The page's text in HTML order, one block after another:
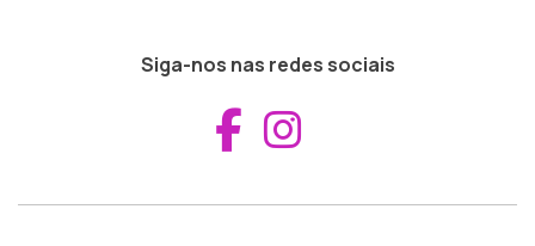
Siga-nos nas redes sociais
Aceder ao